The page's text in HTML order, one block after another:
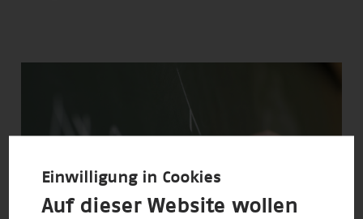
Einwilligung in Cookies
Auf dieser Website wollen